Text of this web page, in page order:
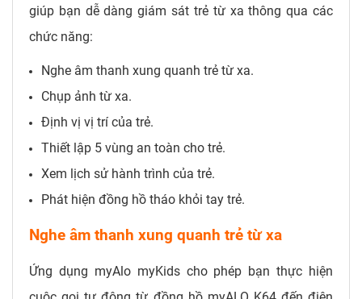
giúp bạn dễ dàng giám sát trẻ từ xa thông qua các
chức năng:
Nghe âm thanh xung quanh trẻ từ xa.
Chụp ảnh từ xa.
Định vị vị trí của trẻ.
Thiết lập 5 vùng an toàn cho trẻ.
Xem lịch sử hành trình của trẻ.
Phát hiện đồng hồ tháo khỏi tay trẻ.
Nghe âm thanh xung quanh trẻ từ xa
Ứng dụng myAlo myKids cho phép bạn thực hiện